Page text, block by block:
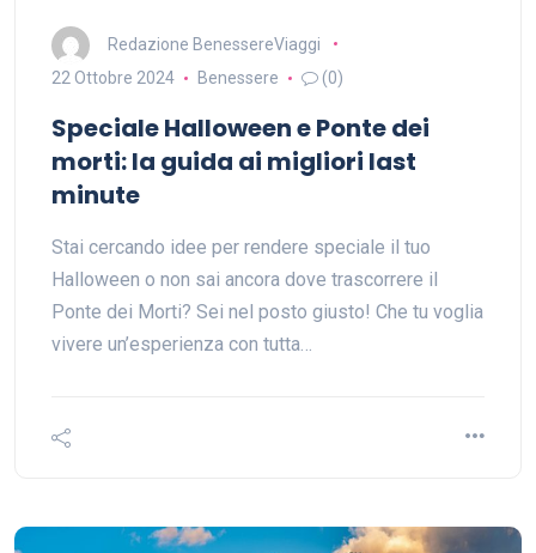
Redazione BenessereViaggi
22 Ottobre 2024
Benessere (0)
Speciale Halloween e Ponte dei
morti: la guida ai migliori last
minute
Stai cercando idee per rendere speciale il tuo
Halloween o non sai ancora dove trascorrere il
Ponte dei Morti? Sei nel posto giusto! Che tu voglia
vivere un’esperienza con tutta…